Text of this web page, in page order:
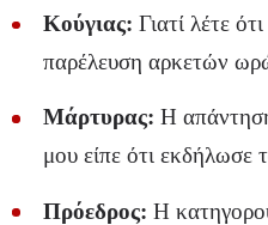
Κούγιας: Γιατί λέτε
παρέλευση αρκετών
Μάρτυρας: Η
μου είπε ότι εκδήλωσε
Πρόεδρος: Η